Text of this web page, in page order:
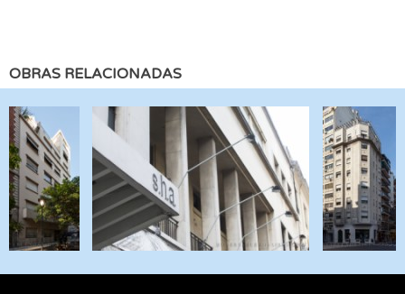
OBRAS RELACIONADAS